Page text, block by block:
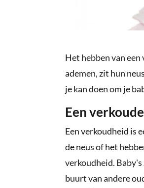
Het hebben van
ademen, zit hun
je kan doen om je
Een
Een verkoudheid is
de neus of het
verkoudheid. Baby's
buurt van andere